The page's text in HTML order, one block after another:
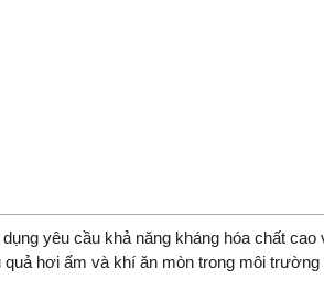
yêu cầu khả năng kháng hóa chất cao
hơi ẩm và khí ăn mòn trong môi trường